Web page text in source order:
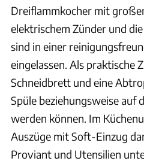
Dreiflammkocher mit
elektrischem Zünder und
sind in einer
eingelassen. Als praktische
Schneidbrett und eine
Spüle beziehungsweise auf
werden können. Im
Auszüge mit Soft-Einzug
Proviant und Utensilien